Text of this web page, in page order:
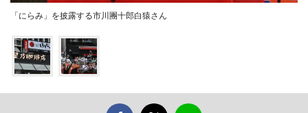
「にらみ」を披露する市川團十郎白猿さん